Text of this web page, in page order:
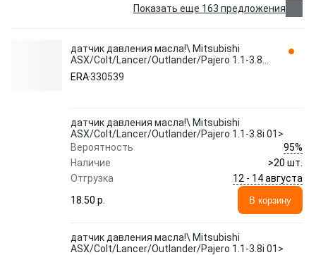
Показать еще 163 предложения
датчик давления масла!\ Mitsubishi
ASX/Colt/Lancer/Outlander/Pajero 1.1-3.8i
01> 330539 ERA
ERA330539
датчик давления масла!\ Mitsubishi
ASX/Colt/Lancer/Outlander/Pajero 1.1-3.8i 01>
Вероятность
95%
Наличие
>20 шт.
Отгрузка
12 - 14 августа
18.50 p.
В корзину
датчик давления масла!\ Mitsubishi
ASX/Colt/Lancer/Outlander/Pajero 1.1-3.8i 01>